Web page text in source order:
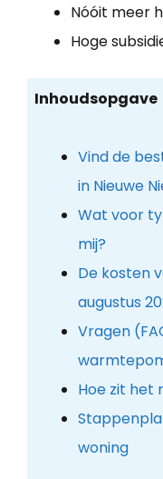
Nóóit meer
Hoge
Inhoudsopgave
Vind de
in Nieuwe
Wat voor
mij?
De kosten
augustus
Vragen
Hoe zit het
woning